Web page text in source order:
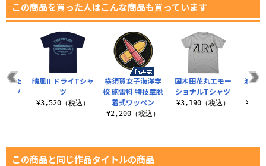
この商品を買った人はこんな商品も買っています
横須賀女子海洋学
校 砲雷科 特技章脱
着式ワッペン
¥2,200（税込）
国木田花丸エモー
ショナルTシャツ
¥3,190（税込）
渡辺
いた
ャツ
晴風II ドライTシャ
ツ
¥3,520（税込）
この商品と同じ作品タイトルの商品